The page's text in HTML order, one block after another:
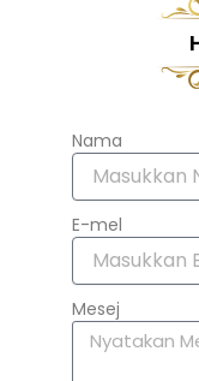
Nama
E-mel
Mesej